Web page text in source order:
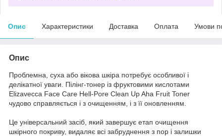
Опис Характеристики Доставка Оплата Умови
Опис
Проблемна, суха або вікова шкіра потребує особливої і
делікатної уваги. Пілінг-тонер із фруктовими кислотами
Elizavecca Face Care Hell-Pore Clean Up Aha Fruit Toner
чудово справляється і з очищенням, і з її оновленням.
Це універсальний засіб, який завершує етап очищення
шкірного покриву, видаляє всі забруднення з пор і залишки